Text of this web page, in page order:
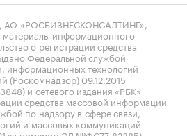
«РОСБИЗНЕСКОНСАЛТИНГ»,
материалы информационного
о регистрации средства
Федеральной службой
информационных технологий
(Роскомнадзор) 09.12.2015
и сетевого издания «РБК»
средства массовой информации
по надзору в сфере связи,
и массовых коммуникаций